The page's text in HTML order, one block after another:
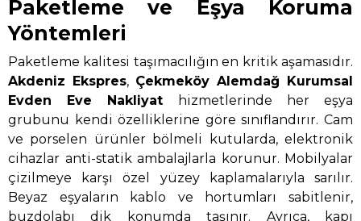
Paketleme ve Eşya Koruma
Yöntemleri
Paketleme kalitesi taşımacılığın en kritik aşamasıdır.
Akdeniz Ekspres, Çekmeköy Alemdağ Kurumsal
Evden Eve Nakliyat hizmetlerinde her eşya
grubunu kendi özelliklerine göre sınıflandırır. Cam
ve porselen ürünler bölmeli kutularda, elektronik
cihazlar anti-statik ambalajlarla korunur. Mobilyalar
çizilmeye karşı özel yüzey kaplamalarıyla sarılır.
Beyaz eşyaların kablo ve hortumları sabitlenir,
buzdolabı dik konumda taşınır. Ayrıca, kapı